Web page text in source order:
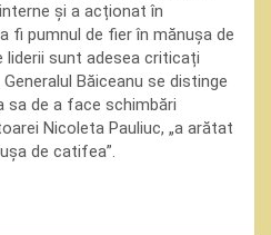
și a acționat în
fi pumnul de fier în mănușa de
sunt adesea criticați
Băiceanu se distinge
sa de a face schimbări
Nicoleta Pauliuc, „a arătat
de catifea”.